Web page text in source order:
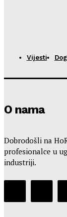
Vijesti
O nama
Dobrodošli na
profesionalce u
industriji.